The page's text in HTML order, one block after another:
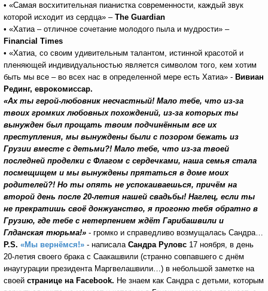
• «Самая восхитительная пианистка современности, каждый звук
которой исходит из сердца» – The Guardian
• «Хатиа – отличное сочетание молодого пыла и мудрости» –
Financial Times
• «Хатиа, со своим удивительным талантом, истинной красотой и
пленяющей индивидуальностью является символом того, кем хотим
быть мы все – во всех нас в определенной мере есть Хатиа» - Вивиан
Рединг, еврокомиссар.
«Ах ты герой-любовник несчастный! Мало тебе, что из-за
твоих громких любовных похождений, из-за которых ты
вынужден был прощать твоим подчинённым все их
преступления, мы вынуждены были с позором бежать из
Грузии вместе с детьми?! Мало тебе, что из-за твоей
последней проделки с Флагом с сердечками, наша семья стала
посмещищем и мы вынуждены прятаться в доме моих
родителей?! Но ты опять не успокаиваешься, причём на
второй день после 20-летия нашей свадьбы! Наглец, если ты
не прекратишь своё донжуанство, я прогоню тебя обратно в
Грузию, где тебе с нетерпением ждёт Гарибашвили и
Глданская тюрьма!» - громко и справедливо возмущалась Сандра…
P.S. «Мы вернёмся!» - написала Сандра Руловс 17 ноября, в день
20-летия своего брака с Саакашвили (странно совпавшего с днём
инаугурации президента Маргвелашвили…) в небольшой заметке на
своей странице на Facebook. Не знаем как Сандра с детьми, которым